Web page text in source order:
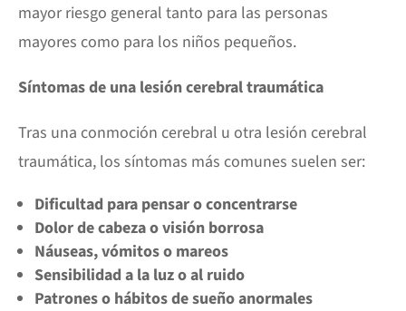
mayor riesgo general tanto para las personas
mayores como para los niños pequeños.
Síntomas de una lesión cerebral traumática
Tras una conmoción cerebral u otra lesión cerebral
traumática, los síntomas más comunes suelen ser:
Dificultad para pensar o concentrarse
Dolor de cabeza o visión borrosa
Náuseas, vómitos o mareos
Sensibilidad a la luz o al ruido
Patrones o hábitos de sueño anormales